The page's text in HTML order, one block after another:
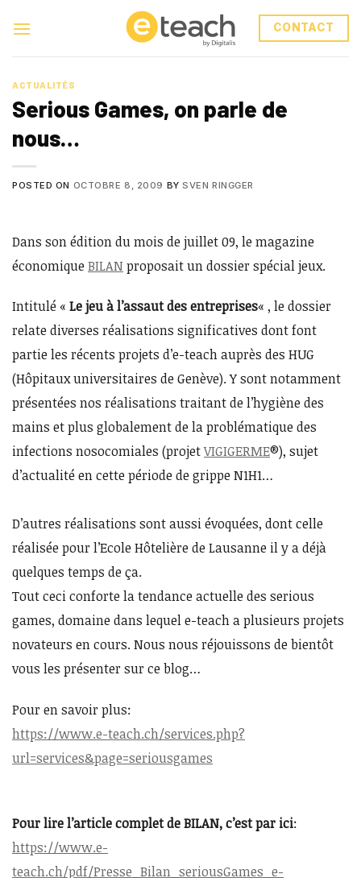
CONTACT
ACTUALITÉS
Serious Games, on parle de
nous…
POSTED ON OCTOBRE 8, 2009 BYSVEN RINGGER
Dans son édition du mois de juillet 09, le magazine
économiqueBILANproposait un dossier spécial jeux.
Intitulé « Le jeu à l’assaut des entreprises« , le dossier
relate diverses réalisations significatives dont font
partie les récents projets d’e-teach auprès des HUG
(Hôpitaux universitaires de Genève). Y sont notamment
présentées nos réalisations traitant de l’hygiène des
mains et plus globalement de la problématique des
infections nosocomiales (projetVIGIGERME®), sujet
d’actualité en cette période de grippe N1H1…
D’autres réalisations sont aussi évoquées, dont celle
réalisée pour l’Ecole Hôtelière de Lausanne il y a déjà
quelques temps de ça.
Tout ceci conforte la tendance actuelle des serious
games, domaine dans lequel e-teach a plusieurs projets
novateurs en cours. Nous nous réjouissons de bientôt
vous les présenter sur ce blog…
Pour en savoir plus:
https://www.e-teach.ch/services.php?
url=services&page=seriousgames
Pour lire l’article complet de BILAN, c’est par ici:
https://www.e-
teach.ch/pdf/Presse_Bilan_seriousGames_e-